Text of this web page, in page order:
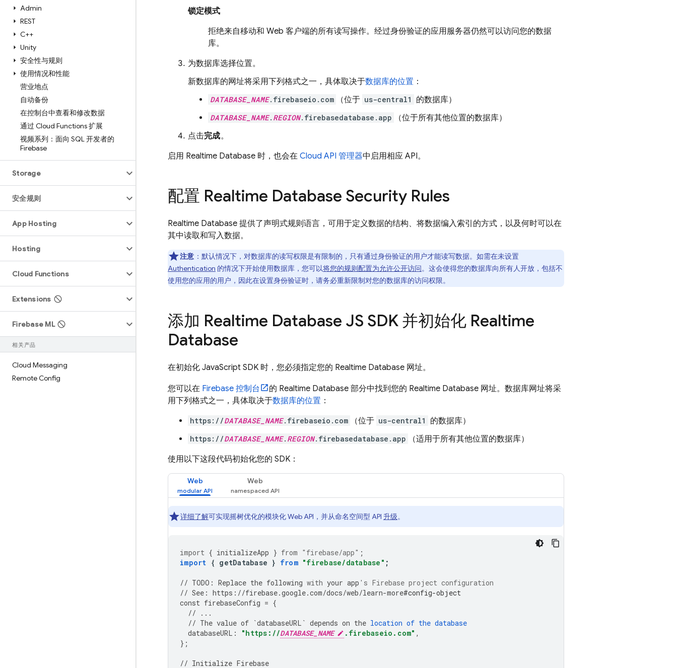
Admin
REST
C++
Unity
安全性与规则
使用情况和性能
营业地点
自动备份
在控制台中查看和修改数据
通过 Cloud Functions 扩展
视频系列：面向 SQL 开发者的
Firebase
Storage
安全规则
App Hosting
Hosting
Cloud Functions
Extensions
Firebase ML
相关产品
Cloud Messaging
Remote Config
锁定模式
拒绝来自移动和 Web 客户端的所有读写操作。经过身份验证的应用服务器仍然可以访问您的数据
库。
为数据库选择位置。
新数据库的网址将采用下列格式之一，具体取决于数据库的位置 ：
DATABASE_NAME.firebaseio.com （位于 us-central1 的数据库）
DATABASE_NAME. REGION.firebasedatabase.app
（位于所有其他位置的数据库）
点击完成。
启用 Realtime Database 时，也会在 Cloud API 管理器中启用相应 API。
配置 Realtime Database Security Rules
Realtime Database 提供了声明式规则语言，可用于定义数据的结构、将数据编入索引的方式，以及何时可以在
其中读取和写入数据。
注意 ： 默认情况下，对数据库的读写权限是有限制的，只有通过身份验证的用户才能读写数据。如需在未设置
Authentication 的情况下开始使用数据库，您可以将您的规则配置为允许公开访问。这会使得您的数据库向所有人开放，包括不
使用您的应用的用户，因此在设置身份验证时，请务必重新限制对您的数据库的访问权限。
添加 Realtime Database JS SDK 并初始化 Realtime
Database
在初始化 JavaScript SDK 时，您必须指定您的 Realtime Database 网址。
您可以在 Firebase 控制台 的 Realtime Database 部分中找到您的 Realtime Database 网址。数据库网址将采
用下列格式之一，具体取决于数据库的位置 ：
https://DATABASE_NAME.firebaseio.com （位于 us-central1 的数据库）
https://DATABASE_NAME. REGION.firebasedatabase.app
（适用于所有其他位置的数据库）
使用以下这段代码初始化您的 SDK：
Web Web
详细了解可实现摇树优化的模块化 Web API，并从命名空间型 API 升级。
import { initializeApp } from "firebase/app" ;
import { getDatabase } from "firebase/database" ;
// TODO : Replace the following with your app 's Firebase project configuration
// See : https : //firebase.google.com/docs/web/learn-more#config-object
const firebaseConfig = {
//
...
// The value of `databaseURL ` depends on the location of the database
databaseURL : "https://DATABASE_NAME .firebaseio.com" ,
};
// Initialize Firebase